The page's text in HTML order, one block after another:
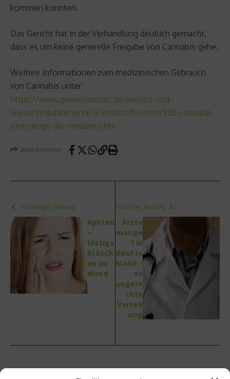
kommen könnten.
Das Gericht hat in der Verhandlung deutlich gemacht,
dass es um keine generelle Freigabe von Cannabis gehe.
Weitere Informationen zum medizinischen Gebrauch
von Cannabis unter:
https://www.gesuendernet.de/service-und-
wissen/medikamente-a-wirkstoffe/item/955-cannabis-
eine-droge-als-medizin.html
Beitrag teilen
vorheriger Beitrag
Aphten
–
lästige
Bläsch
en im
Mund
Nächster Beitrag
Ärzte
mange
l in
Deutsc
hland –
zu
ungere
chte
Verteil
ung